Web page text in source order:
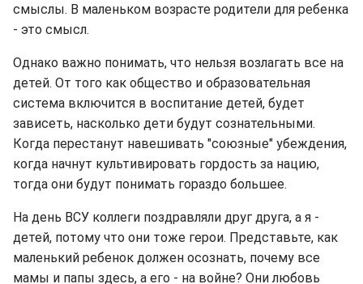
смыслы. В маленьком возрасте родители для ребенка
- это смысл.
Однако важно понимать, что нельзя возлагать все на
детей. От того как общество и образовательная
система включится в воспитание детей, будет
зависеть, насколько дети будут сознательными.
Когда перестанут навешивать "союзные" убеждения,
когда начнут культивировать гордость за нацию,
тогда они будут понимать гораздо большее.
На день ВСУ коллеги поздравляли друг друга, а я -
детей, потому что они тоже герои. Представьте, как
маленький ребенок должен осознать, почему все
мамы и папы здесь, а его - на войне? Они любовь